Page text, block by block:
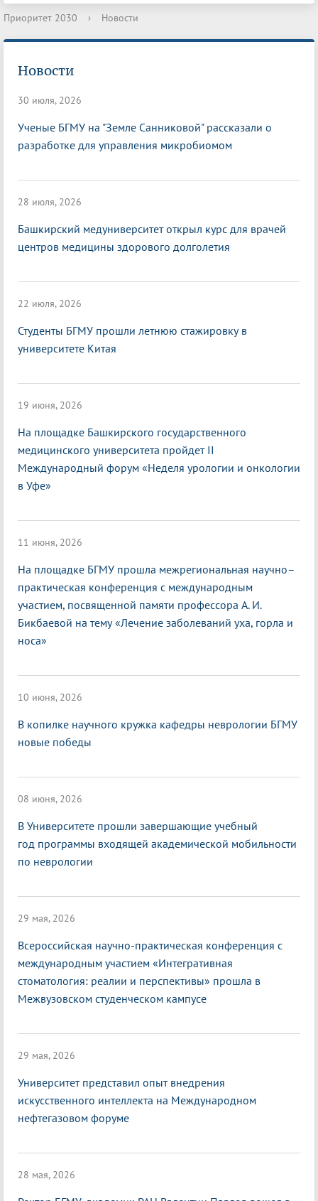
Приоритет 2030 › Новости
Новости
30 июля, 2026
Ученые БГМУ на "Земле Санниковой" рассказали о
разработке для управления микробиомом
28 июля, 2026
Башкирский медуниверситет открыл курс для врачей
центров медицины здорового долголетия
22 июля, 2026
Студенты БГМУ прошли летнюю стажировку в
университете Китая
19 июня, 2026
На площадке Башкирского государственного
медицинского университета пройдет II
Международный форум «Неделя урологии и онкологии
в Уфе»
11 июня, 2026
На площадке БГМУ прошла межрегиональная научно–
практическая конференция с международным
участием, посвященной памяти профессора А. И.
Бикбаевой на тему «Лечение заболеваний уха, горла и
носа»
10 июня, 2026
В копилке научного кружка кафедры неврологии БГМУ
новые победы
08 июня, 2026
В Университете прошли завершающие учебный
год программы входящей академической мобильности
по неврологии
29 мая, 2026
Всероссийская научно-практическая конференция с
международным участием «Интегративная
стоматология: реалии и перспективы» прошла в
Межвузовском студенческом кампусе
29 мая, 2026
Университет представил опыт внедрения
искусственного интеллекта на Международном
нефтегазовом форуме
28 мая, 2026